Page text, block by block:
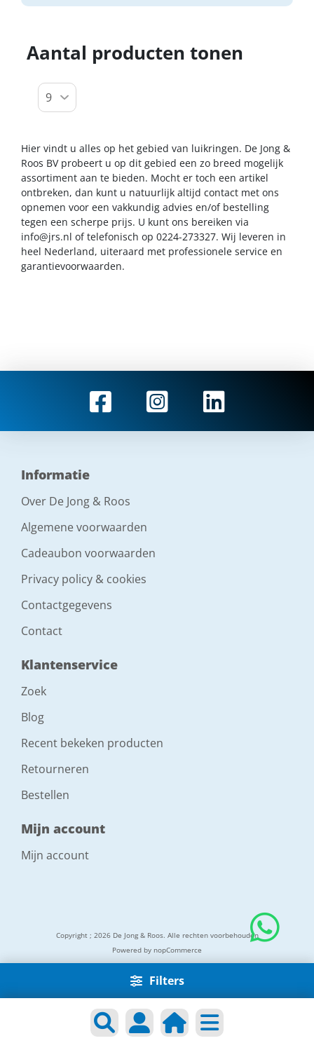
Filters
Aantal producten tonen
Hier vindt u alles op het gebied van luikringen. De Jong &
Roos BV probeert u op dit gebied een zo breed mogelijk
assortiment aan te bieden. Mocht er toch een artikel
ontbreken, dan kunt u natuurlijk altijd contact met ons
opnemen voor een vakkundig advies en/of bestelling
tegen een scherpe prijs. U kunt ons bereiken via
info@jrs.nl of telefonisch op 0224-273327. Wij leveren in
heel Nederland, uiteraard met professionele service en
garantievoorwaarden.
Informatie
Over De Jong & Roos
Algemene voorwaarden
Cadeaubon voorwaarden
Privacy policy & cookies
Contactgegevens
Contact
Klantenservice
Zoek
Blog
Recent bekeken producten
Retourneren
Bestellen
Mijn account
Mijn account
Copyright ; 2026 De Jong & Roos. Alle rechten voorbehouden
Powered by nopCommerce